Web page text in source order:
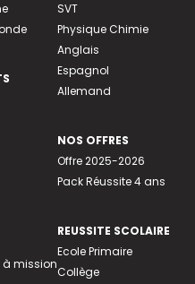
à mission
SVT
Physique Chimie
Anglais
Espagnol
Allemand
NOS OFFRES
Offre 2025-2026
Pack Réussite 4 ans
REUSSITE SCOLAIRE
Ecole Primaire
Collège